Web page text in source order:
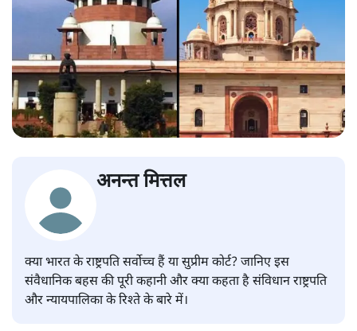
अनन्त मित्तल
क्या भारत के राष्ट्रपति सर्वोच्च हैं या सुप्रीम कोर्ट? जानिए इस
संवैधानिक बहस की पूरी कहानी और क्या कहता है संविधान राष्ट्रपति
और न्यायपालिका के रिश्ते के बारे में।